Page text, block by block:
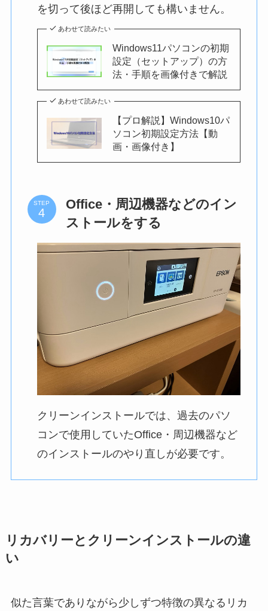
を切って後ほど再開しても構いません。
あわせて読みたい
Windows11パソコンの初期
設定（セットアップ）の方
法・手順を画像付きで解説
あわせて読みたい
【プロ解説】Windows10パ
ソコン初期設定方法【動
画・画像付き】
STEP
Office・周辺機器などのイン
ストールをする
クリーンインストールでは、過去のパソ
コンで使用していたOffice・周辺機器など
のインストールのやり直しが必要です。
リカバリーとクリーンインストールの違
い
似た言葉でありながら少しずつ特徴の異なるリカ